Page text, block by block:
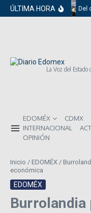
Saltar al contenido
ÚLTIMA HORA Del
La Voz del Estado
EDOMÉX CDMX
INTERNACIONAL
OPINIÓN
Inicio / EDOMÉX /
económica
EDOMÉX
Burrolandia